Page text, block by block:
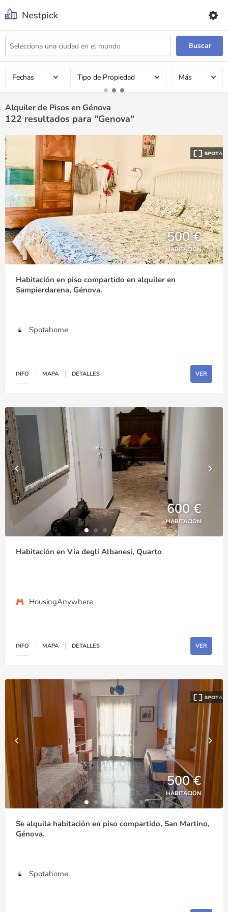
Buscar
Fechas Tipo de Propiedad Más
Alquiler de Pisos en Génova
122 resultados para "Genova"
500 €
HABITACIÓN
Habitación en piso compartido en alquiler en
Sampierdarena, Génova.
Spotahome
INFO MAPA DETALLES VER
600 €
HABITACIÓN
Habitación en Via degli Albanesi, Quarto
HousingAnywhere
INFO MAPA DETALLES VER
500 €
HABITACIÓN
Se alquila habitación en piso compartido, San Martino,
Génova.
Spotahome